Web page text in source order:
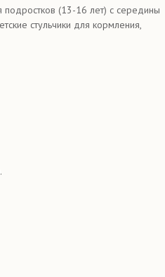
(13-16 лет) с середины
стульчики для кормления,